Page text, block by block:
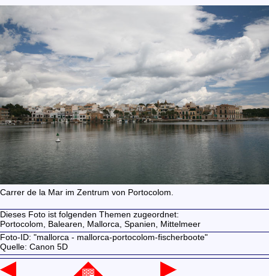
Carrer de la Mar im Zentrum von Portocolom.
Dieses Foto ist folgenden Themen zugeordnet:
Portocolom,
Balearen, Mallorca, Spanien,
Mittelmeer
Foto-ID: "mallorca - mallorca-portocolom-fischerboote"
Quelle: Canon 5D